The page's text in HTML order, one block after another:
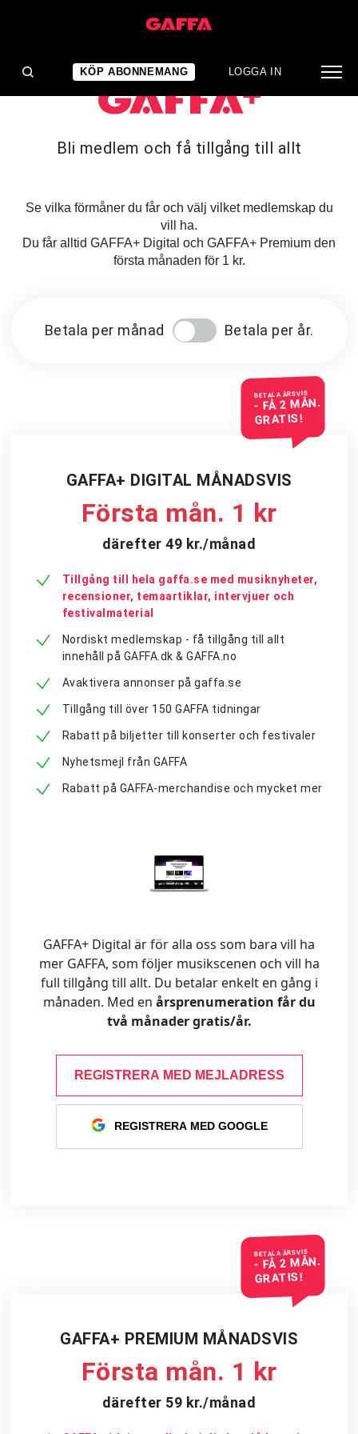
KÖP ABONNEMANG LOGGA IN
Bli medlem och få tillgång till allt
Se vilka förmåner du får och välj vilket medlemskap du
vill ha.
Du får alltid GAFFA+ Digital och GAFFA+ Premium den
första månaden för 1 kr.
Betala per månad Betala per år.
BETALA ÅRSVIS
- FÅ 2 MÅN.
GRATIS!
GAFFA+ DIGITAL MÅNADSVIS
Första mån. 1 kr
därefter 49 kr./månad
Tillgång till hela gaffa.se med musiknyheter,
recensioner, temaartiklar, intervjuer och
festivalmaterial
Nordiskt medlemskap - få tillgång till allt
innehåll på GAFFA.dk & GAFFA.no
Avaktivera annonser på gaffa.se
Tillgång till över 150 GAFFA tidningar
Rabatt på biljetter till konserter och festivaler
Nyhetsmejl från GAFFA
Rabatt på GAFFA-merchandise och mycket mer
GAFFA+ Digital är för alla oss som bara vill ha
mer GAFFA, som följer musikscenen och vill ha
full tillgång till allt. Du betalar enkelt en gång i
månaden. Med en årsprenumeration får du
två månader gratis/år.
REGISTRERA MED MEJLADRESS
REGISTRERA MED GOOGLE
BETALA ÅRSVIS
- FÅ 2 MÅN.
GRATIS!
GAFFA+ PREMIUM MÅNADSVIS
Första mån. 1 kr
därefter 59 kr./månad